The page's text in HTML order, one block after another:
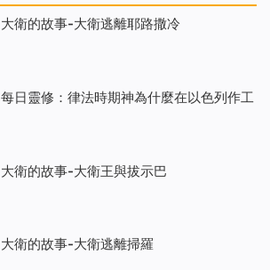
大衛的故事-大衛逃離耶路撒冷
每日靈修：律法時期神為什麼在以色列作工
大衛的故事-大衛王與拔示巴
大衛的故事-大衛逃離掃羅